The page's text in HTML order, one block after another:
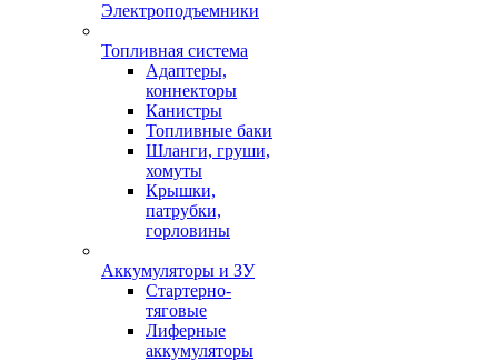
Электроподъемники
Топливная система
Адаптеры,
коннекторы
Канистры
Топливные баки
Шланги, груши,
хомуты
Крышки,
патрубки,
горловины
Аккумуляторы и ЗУ
Стартерно-
тяговые
Лиферные
аккумуляторы